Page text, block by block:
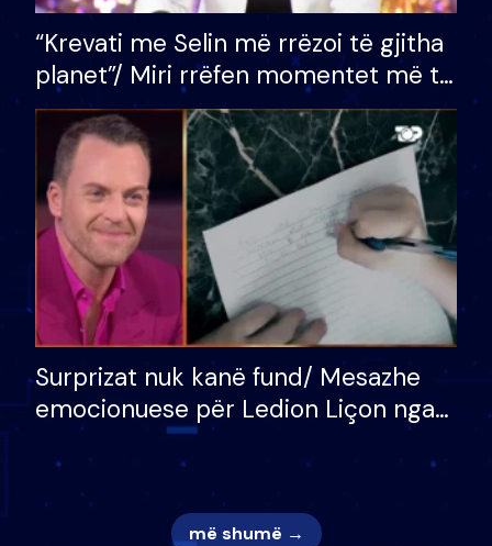
“Krevati me Selin më rrëzoi të gjitha
planet”/ Miri rrëfen momentet më të
bukura në shtëpinë e BB VIP: Do më
mungojë zilja e mëngjesit kur…
Surprizat nuk kanë fund/ Mesazhe
emocionuese për Ledion Liçon nga
nëna dhe fëmijët e tij, moderatori
nuk i mban dot lotët: Nuk meritoj…
më shumë →